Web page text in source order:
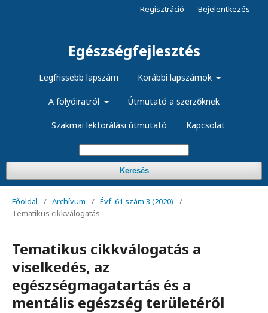
Egészségfejlesztés
Legfrissebb lapszám Korábbi lapszámok
A folyóiratról Útmutató a szerzőknek
Szakmai lektorálási útmutató Kapcsolat
Keresés
Regisztráció Bejelentkezés
Főoldal / Archívum / Évf. 61 szám 3 (2020)
/
Tematikus cikkválogatás
Tematikus cikkválogatás a
viselkedés, az
egészségmagatartás és a
mentális egészség területéről